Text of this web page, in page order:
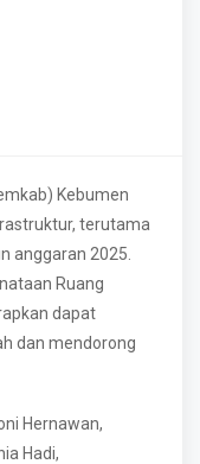
Kebumen
terutama
anggaran 2025.
Ruang
dapat
dan mendorong
Hernawan,
Hadi,